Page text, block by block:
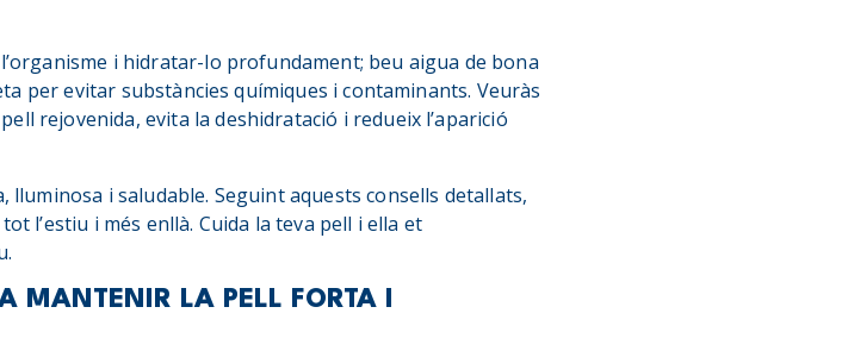
i hidratar-lo profundament; beu aigua de bona
per evitar substàncies químiques i contaminants. Veuràs
rejovenida, evita la deshidratació i redueix l’aparició
lluminosa i saludable. Seguint aquests consells detallats,
l’estiu i més enllà. Cuida la teva pell i ella et
MANTENIR LA PELL FORTA I